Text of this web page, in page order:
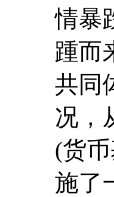
情暴
踵而
共同
况，
(货
施了